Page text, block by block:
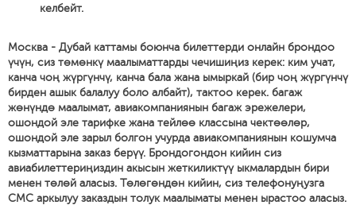
келбейт.
Москва - Дубай каттамы боюнча билеттерди онлайн брондоо
үчүн, сиз төмөнкү маалыматтарды чечишиңиз керек: ким учат,
канча чоң жүргүнчү, канча бала жана ымыркай (бир чоң жүргүнчү
бирден ашык балалуу боло албайт), тактоо керек. багаж
жөнүндө маалымат, авиакомпаниянын багаж эрежелери,
ошондой эле тарифке жана тейлөө классына чектөөлөр,
ошондой эле зарыл болгон учурда авиакомпаниянын кошумча
кызматтарына заказ берүү. Брондогондон кийин сиз
авиабилеттериңиздин акысын жеткиликтүү ыкмалардын бири
менен төлөй аласыз. Төлөгөндөн кийин, сиз телефонуңузга
СМС аркылуу заказдын толук маалыматы менен ырастоо аласыз.